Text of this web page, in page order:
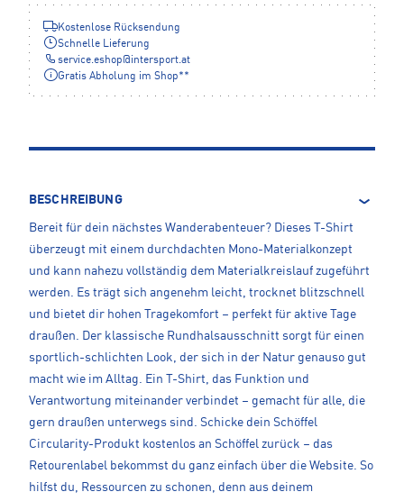
Kostenlose Rücksendung
Schnelle Lieferung
service.eshop@ intersport.at
Gratis Abholung im Shop**
BESCHREIBUNG
Bereit für dein nächstes Wanderabenteuer? Dieses T-Shirt
überzeugt mit einem durchdachten Mono-Materialkonzept
und kann nahezu vollständig dem Materialkreislauf zugeführt
werden. Es trägt sich angenehm leicht, trocknet blitzschnell
und bietet dir hohen Tragekomfort – perfekt für aktive Tage
draußen. Der klassische Rundhalsausschnitt sorgt für einen
sportlich-schlichten Look, der sich in der Natur genauso gut
macht wie im Alltag. Ein T-Shirt, das Funktion und
Verantwortung miteinander verbindet – gemacht für alle, die
gern draußen unterwegs sind. Schicke dein Schöffel
Circularity-Produkt kostenlos an Schöffel zurück – das
Retourenlabel bekommst du ganz einfach über die Website. So
hilfst du, Ressourcen zu schonen, denn aus deinem